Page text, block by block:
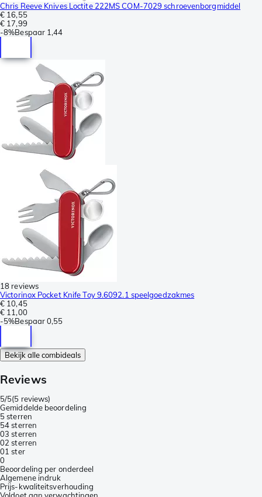
Chris Reeve Knives Loctite 222MS COM-7029 schroevenborgmiddel
€ 16,55
€ 17,99
-8%Bespaar 1,44
18 reviews
Victorinox Pocket Knife Toy 9.6092.1 speelgoedzakmes
€ 10,45
€ 11,00
-5%Bespaar0,55
Bekijk alle combideals
Reviews
5/5(5 reviews)
Gemiddelde beoordeling
5 sterren
54 sterren
03 sterren
02 sterren
01 ster
0
Beoordeling per onderdeel
Algemene indruk
Prijs-kwaliteitsverhouding